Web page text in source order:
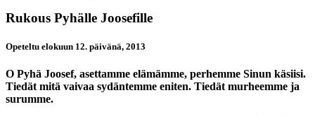
Rukous Pyhälle Joosefille
Opeteltu elokuun 12. päivänä, 2013
O Pyhä Joosef, asettamme elämämme, perhemme Sinun käsiisi.
Tiedät mitä vaivaa sydäntemme eniten. Tiedät murheemme ja
surumme.